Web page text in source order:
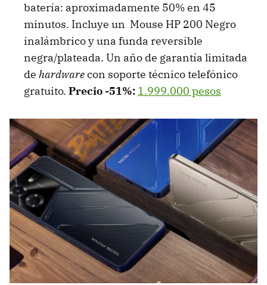
batería: aproximadamente 50% en 45
minutos. Incluye un Mouse HP 200 Negro
inalámbrico y una funda reversible
negra/plateada. Un año de garantía limitada
de hardwarecon soporte técnico telefónico
gratuito. Precio -51%: 1.999.000 pesos